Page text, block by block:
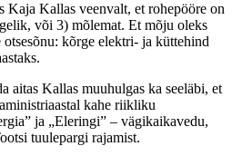
Kaja Kallas veenvalt, et rohepööre on
või 3) mõlemat. Et mõju oleks
kõrge elektri- ja küttehind
aitas Kallas muuhulgas ka seeläbi, et
kahe riikliku
ja „Eleringi” – vägikaikavedu,
tuulepargi rajamist.